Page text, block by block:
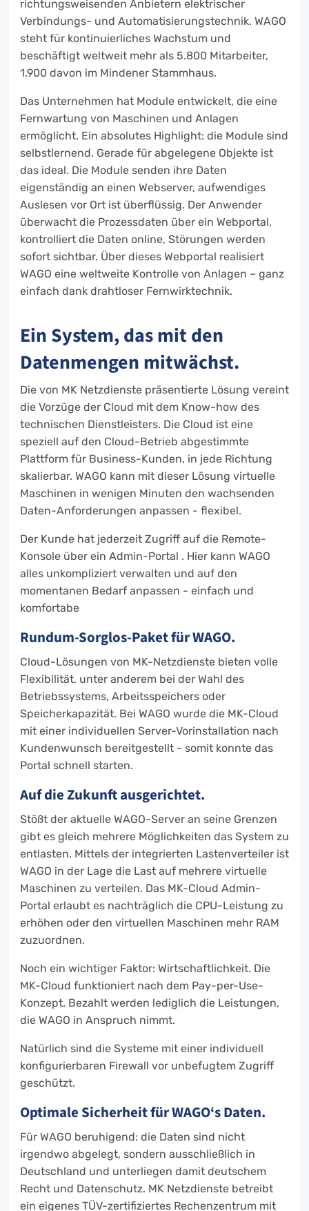
richtungsweisenden Anbietern elektrischer
Verbindungs- und Automatisierungstechnik. WAGO
steht für kontinuierliches Wachstum und
beschäftigt weltweit mehr als 5.800 Mitarbeiter,
1.900 davon im Mindener Stammhaus.
Das Unternehmen hat Module entwickelt, die eine
Fernwartung von Maschinen und Anlagen
ermöglicht. Ein absolutes Highlight: die Module sind
selbstlernend. Gerade für abgelegene Objekte ist
das ideal. Die Module senden ihre Daten
eigenständig an einen Webserver, aufwendiges
Auslesen vor Ort ist überflüssig. Der Anwender
überwacht die Prozessdaten über ein Webportal,
kontrolliert die Daten online, Störungen werden
sofort sichtbar. Über dieses Webportal realisiert
WAGO eine weltweite Kontrolle von Anlagen – ganz
einfach dank drahtloser Fernwirktechnik.
Ein System, das mit den
Datenmengen mitwächst.
Die von MK Netzdienste präsentierte Lösung vereint
die Vorzüge der Cloud mit dem Know-how des
technischen Dienstleisters. Die Cloud ist eine
speziell auf den Cloud-Betrieb abgestimmte
Plattform für Business-Kunden, in jede Richtung
skalierbar. WAGO kann mit dieser Lösung virtuelle
Maschinen in wenigen Minuten den wachsenden
Daten-Anforderungen anpassen - flexibel.
Der Kunde hat jederzeit Zugriff auf die Remote-
Konsole über ein Admin-Portal . Hier kann WAGO
alles unkompliziert verwalten und auf den
momentanen Bedarf anpassen - einfach und
komfortabe
Rundum-Sorglos-Paket für WAGO.
Cloud-Lösungen von MK-Netzdienste bieten volle
Flexibilität, unter anderem bei der Wahl des
Betriebssystems, Arbeitsspeichers oder
Speicherkapazität. Bei WAGO wurde die MK-Cloud
mit einer individuellen Server-Vorinstallation nach
Kundenwunsch bereitgestellt - somit konnte das
Portal schnell starten.
Auf die Zukunft ausgerichtet.
Stößt der aktuelle WAGO-Server an seine Grenzen
gibt es gleich mehrere Möglichkeiten das System zu
entlasten. Mittels der integrierten Lastenverteiler ist
WAGO in der Lage die Last auf mehrere virtuelle
Maschinen zu verteilen. Das MK-Cloud Admin-
Portal erlaubt es nachträglich die CPU-Leistung zu
erhöhen oder den virtuellen Maschinen mehr RAM
zuzuordnen.
Noch ein wichtiger Faktor: Wirtschaftlichkeit. Die
MK-Cloud funktioniert nach dem Pay-per-Use-
Konzept. Bezahlt werden lediglich die Leistungen,
die WAGO in Anspruch nimmt.
Natürlich sind die Systeme mit einer individuell
konfigurierbaren Firewall vor unbefugtem Zugriff
geschützt.
Optimale Sicherheit für WAGO‘s Daten.
Für WAGO beruhigend: die Daten sind nicht
irgendwo abgelegt, sondern ausschließlich in
Deutschland und unterliegen damit deutschem
Recht und Datenschutz. MK Netzdienste betreibt
ein eigenes TÜV-zertifiziertes Rechenzentrum mit